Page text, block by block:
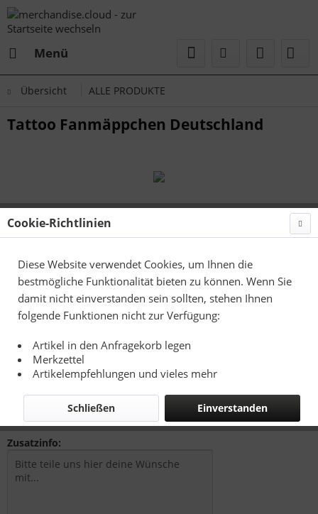
Menü
Übersicht ALLE PRODUKTE
Tattoo Fanmäppchen Deutschland
1,05 € *
Richtpreise - Siehe Kalkulationsbasis
Zusatzinfo:
Cookie-Richtlinien
Diese Website verwendet Cookies, um Ihnen die
bestmögliche Funktionalität bieten zu können. Wenn Sie
damit nicht einverstanden sein sollten, stehen Ihnen
folgende Funktionen nicht zur Verfügung:
Artikel in den Anfragekorb legen
Merkzettel
Artikelempfehlungen und vieles mehr
Einverstanden
Schließen